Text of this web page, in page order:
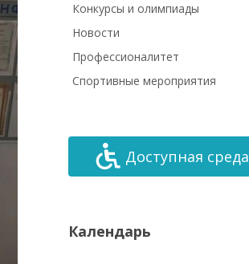
Конкурсы и олимпиады
Новости
Профессионалитет
Спортивные мероприятия
Доступная среда
Календарь